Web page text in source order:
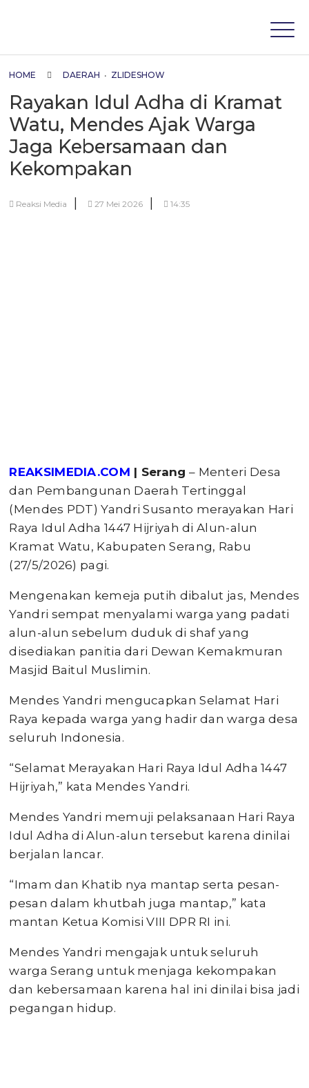
HOME DAERAH • ZLIDESHOW
Rayakan Idul Adha di Kramat
Watu, Mendes Ajak Warga
Jaga Kebersamaan dan
Kekompakan
Reaksi Media 27 Mei 2026 14:35
REAKSIMEDIA.COM | Serang – Menteri Desa
dan Pembangunan Daerah Tertinggal
(Mendes PDT) Yandri Susanto merayakan Hari
Raya Idul Adha 1447 Hijriyah di Alun-alun
Kramat Watu, Kabupaten Serang, Rabu
(27/5/2026) pagi.
Mengenakan kemeja putih dibalut jas, Mendes
Yandri sempat menyalami warga yang padati
alun-alun sebelum duduk di shaf yang
disediakan panitia dari Dewan Kemakmuran
Masjid Baitul Muslimin.
Mendes Yandri mengucapkan Selamat Hari
Raya kepada warga yang hadir dan warga desa
seluruh Indonesia.
“Selamat Merayakan Hari Raya Idul Adha 1447
Hijriyah,” kata Mendes Yandri.
Mendes Yandri memuji pelaksanaan Hari Raya
Idul Adha di Alun-alun tersebut karena dinilai
berjalan lancar.
“Imam dan Khatib nya mantap serta pesan-
pesan dalam khutbah juga mantap,” kata
mantan Ketua Komisi VIII DPR RI ini.
Mendes Yandri mengajak untuk seluruh
warga Serang untuk menjaga kekompakan
dan kebersamaan karena hal ini dinilai bisa jadi
pegangan hidup.